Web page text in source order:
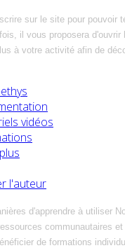
sur le site pour pouvoir
il vous proposera
à votre activité afin de
vidéos
l'auteur
d'apprendre à utiliser
communautaires
de formations